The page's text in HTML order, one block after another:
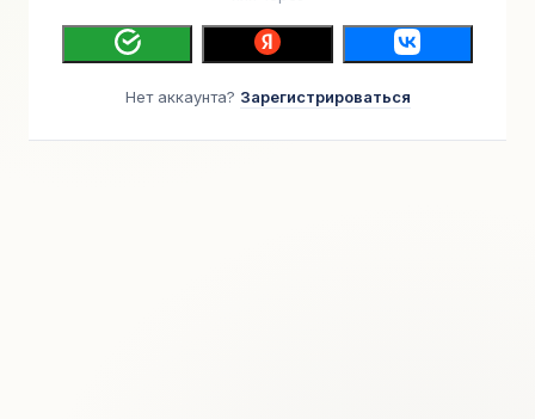
Нет аккаунта? Зарегистрироваться